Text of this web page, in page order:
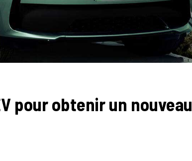
pour obtenir un nouveau